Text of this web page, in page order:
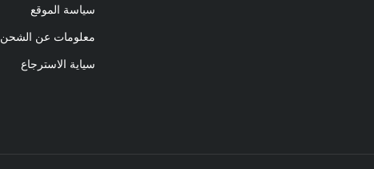
سياسة الموقع
معلومات عن الشحن
سياية الاسترجاع